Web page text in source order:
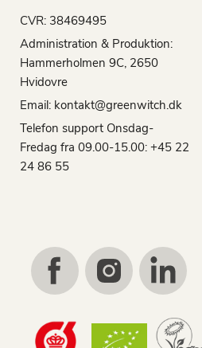
CVR: 38469495
Administration & Produktion:
Hammerholmen 9C, 2650
Hvidovre
Email: kontakt@greenwitch.dk
Telefon support Onsdag-
Fredag fra 09.00-15.00: +45 22
24 86 55
Find
on
Find
on